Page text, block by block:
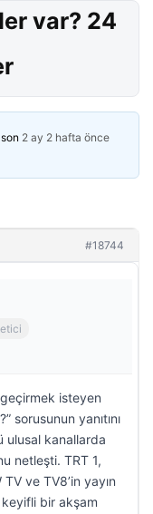
var? 24
2 ay 2 hafta önce
#18744
geçirmek isteyen
sorusunun yanıtını
ulusal kanallarda
netleşti. TRT 1,
ve TV8’in yayın
keyifli bir akşam